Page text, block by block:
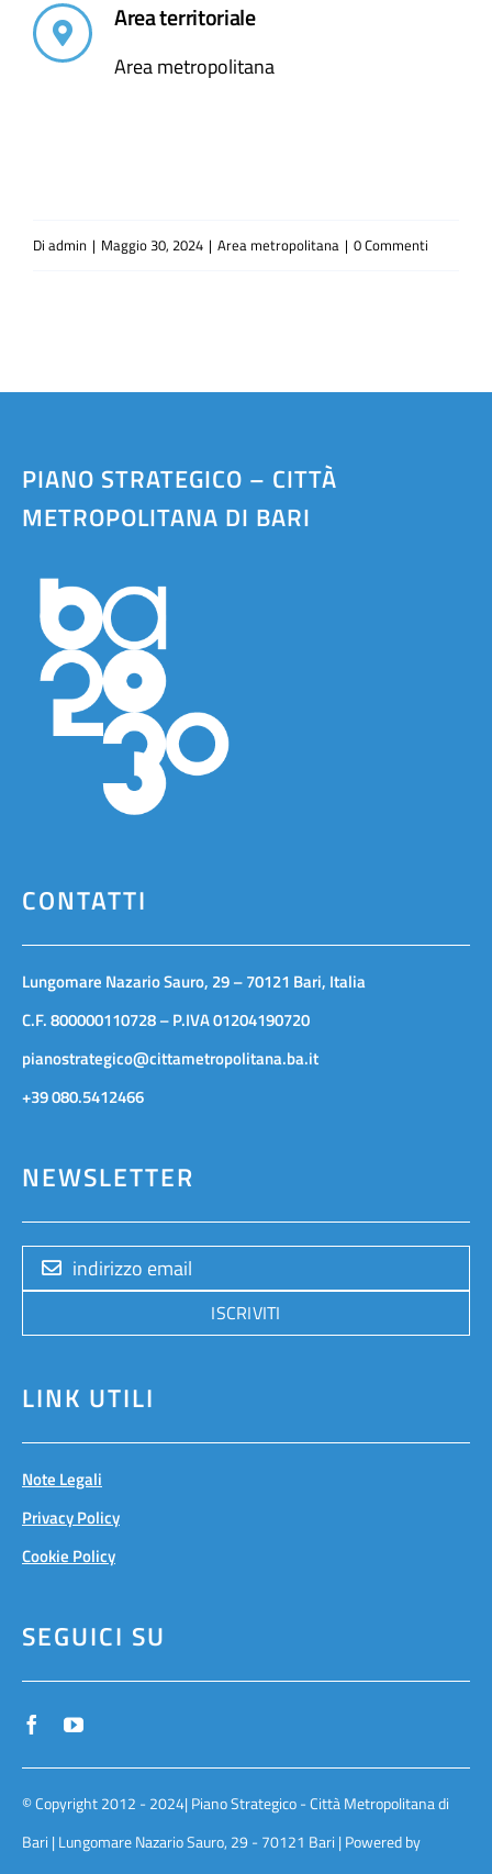
Area territoriale
Area metropolitana
Di admin | Maggio 30, 2024 | Area metropolitana | 0 Commenti
PIANO STRATEGICO – CITTÀ
METROPOLITANA DI BARI
CONTATTI
Lungomare Nazario Sauro, 29 – 70121 Bari, Italia
C.F. 800000110728 – P.IVA 01204190720
pianostrategico@cittametropolitana.ba.it
+39 080.5412466
NEWSLETTER
ISCRIVITI
LINK UTILI
Note Legali
Privacy Policy
Cookie Policy
SEGUICI SU
© Copyright 2012 - 2024| Piano Strategico - Città Metropolitana di
Bari | Lungomare Nazario Sauro, 29 - 70121 Bari | Powered by